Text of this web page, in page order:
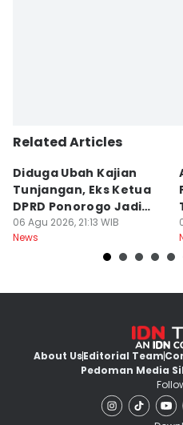
Related Articles
Diduga Ubah Kajian
Tunjangan, Eks Ketua
DPRD Ponorogo Jadi
Tersangka
06 Agu 2026, 21:13 WIB
News
About UsEditorial Team
Pedoman Media